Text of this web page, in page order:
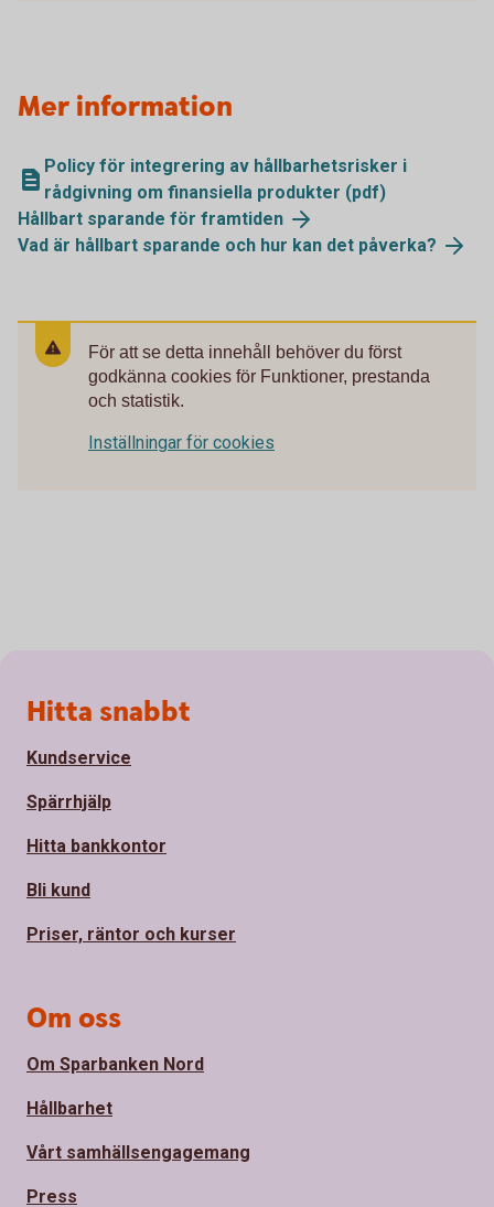
Mer information
Policy för integrering av hållbarhetsrisker i
rådgivning om finansiella produkter (pdf)
Hållbart sparande för framtiden
Vad är hållbart sparande och hur kan det påverka?
För att se detta innehåll behöver du först
godkänna cookies för Funktioner, prestanda
och statistik.
Inställningar för cookies
Sidfot
Hitta snabbt
Kundservice
Spärrhjälp
Hitta bankkontor
Bli kund
Priser, räntor och kurser
Om oss
Om Sparbanken Nord
Hållbarhet
Vårt samhällsengagemang
Press